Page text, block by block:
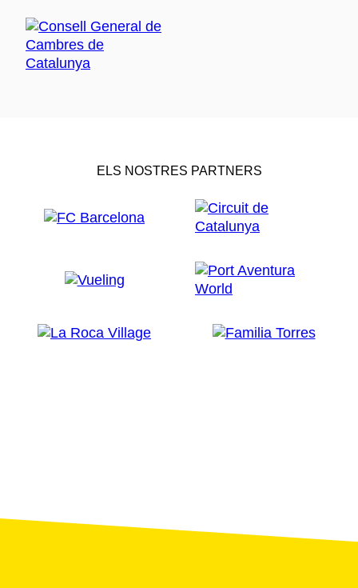
ELS NOSTRES PARTNERS